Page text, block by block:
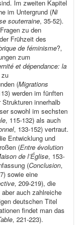
Im zweiten Kapitel
im Untergrund (Ni
souterraine, 35-52).
zu den
Frühzeit des
de féminisme?,
zum
et dépendance: la
zu
(Migrations
werden im fünften
innerhalb
sowohl im sechsten
, 115-132) als auch
, 133-152) vertraut.
Entwicklung und
(Entre évolution
de l’Église, 153-
(Conclusion,
sowie eine
, 209-219), die
auch zahlreiche
deutschen Titel
findet man das
, 221-223).